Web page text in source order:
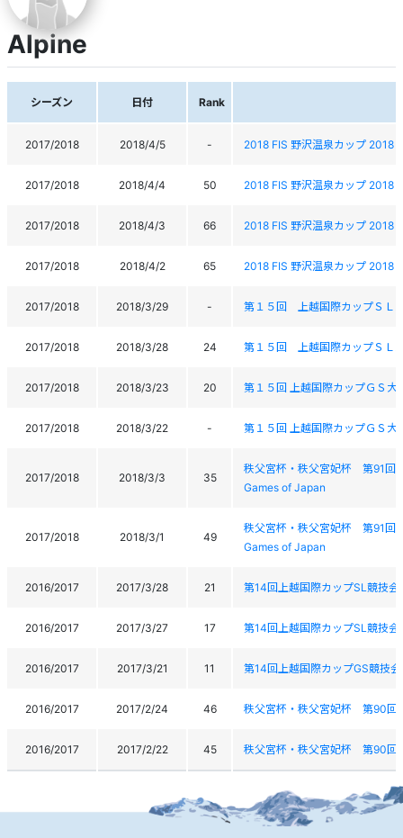
Alpine
シーズン 日付 Rank
2017/2018 2018/4/5 - 2018 FIS 野沢温泉カップ 2018
2017/2018 2018/4/4 50 2018 FIS 野沢温泉カップ 2018
2017/2018 2018/4/3 66 2018 FIS 野沢温泉カップ 2018
2017/2018 2018/4/2 65 2018 FIS 野沢温泉カップ 2018
2017/2018 2018/3/29 - 第１５回 上越国際カップＳＬ
2017/2018 2018/3/28 24 第１５回 上越国際カップＳＬ
2017/2018 2018/3/23 20 第１５回 上越国際カップＧＳ大
2017/2018 2018/3/22 - 第１５回 上越国際カップＧＳ大
2017/2018 2018/3/3 35
秩父宮杯・秩父宮妃杯 第91回
Games of Japan
2017/2018 2018/3/1 49
秩父宮杯・秩父宮妃杯 第91回
Games of Japan
2016/2017 2017/3/28 21 第14回上越国際カップSL競技会
2016/2017 2017/3/27 17 第14回上越国際カップSL競技会
2016/2017 2017/3/21 11 第14回上越国際カップGS競技会
2016/2017 2017/2/24 46 秩父宮杯・秩父宮妃杯 第90回
2016/2017 2017/2/22 45 秩父宮杯・秩父宮妃杯 第90回